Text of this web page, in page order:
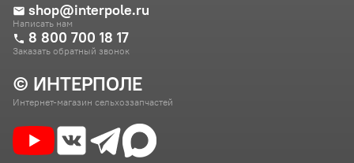
© ИНТЕРПОЛЕ
Интернет-магазин сельхоззапчастей
shop@interpole.ru
Написать нам
8 800 700 18 17
Заказать обратный звонок